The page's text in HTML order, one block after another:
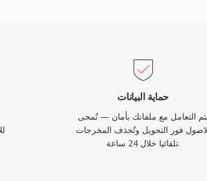
حماية البيانات
التعامل مع ملفاتك بأمان — تُمحى
فور التحويل وتُحذف المخرجات
تلقائيا خلال 24 ساعة.